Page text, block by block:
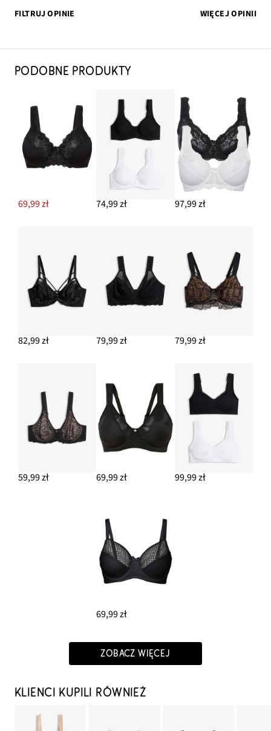
FILTRUJ OPINIE
WIĘCEJ OPINII
PODOBNE PRODUKTY
69,99 zł 74,99 zł 97,99 zł
82,99 zł 79,99 zł 79,99 zł
59,99 zł 69,99 zł 99,99 zł
69,99 zł
ZOBACZ WIĘCEJ
KLIENCI KUPILI RÓWNIEŻ